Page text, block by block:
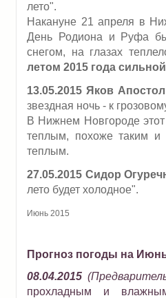
лето".
Накануне 21 апреля в
День Родиона и Руфа
снегом, на глазах
летом 2015 года
13.05.2015 Яков Апостол
звездная ночь - к
В Нижнем Новгороде
теплым, похоже таким
теплым.
27.05.2015 Сидор
лето будет холодное".
Июнь 2015
Прогноз погоды на
08.04.2015
прохладным и